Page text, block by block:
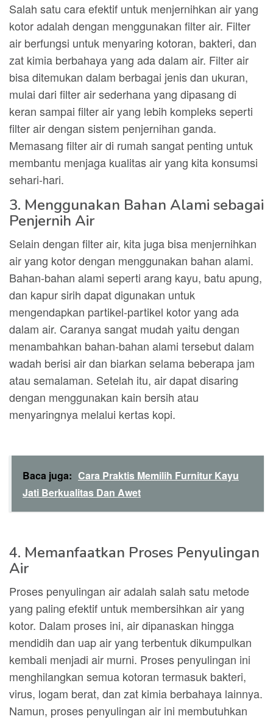
Salah satu cara efektif untuk menjernihkan air yang
kotor adalah dengan menggunakan filter air. Filter
air berfungsi untuk menyaring kotoran, bakteri, dan
zat kimia berbahaya yang ada dalam air. Filter air
bisa ditemukan dalam berbagai jenis dan ukuran,
mulai dari filter air sederhana yang dipasang di
keran sampai filter air yang lebih kompleks seperti
filter air dengan sistem penjernihan ganda.
Memasang filter air di rumah sangat penting untuk
membantu menjaga kualitas air yang kita konsumsi
sehari-hari.
3. Menggunakan Bahan Alami sebagai
Penjernih Air
Selain dengan filter air, kita juga bisa menjernihkan
air yang kotor dengan menggunakan bahan alami.
Bahan-bahan alami seperti arang kayu, batu apung,
dan kapur sirih dapat digunakan untuk
mengendapkan partikel-partikel kotor yang ada
dalam air. Caranya sangat mudah yaitu dengan
menambahkan bahan-bahan alami tersebut dalam
wadah berisi air dan biarkan selama beberapa jam
atau semalaman. Setelah itu, air dapat disaring
dengan menggunakan kain bersih atau
menyaringnya melalui kertas kopi.
Baca juga: Cara Praktis Memilih Furnitur Kayu
Jati Berkualitas Dan Awet
4. Memanfaatkan Proses Penyulingan
Air
Proses penyulingan air adalah salah satu metode
yang paling efektif untuk membersihkan air yang
kotor. Dalam proses ini, air dipanaskan hingga
mendidih dan uap air yang terbentuk dikumpulkan
kembali menjadi air murni. Proses penyulingan ini
menghilangkan semua kotoran termasuk bakteri,
virus, logam berat, dan zat kimia berbahaya lainnya.
Namun, proses penyulingan air ini membutuhkan